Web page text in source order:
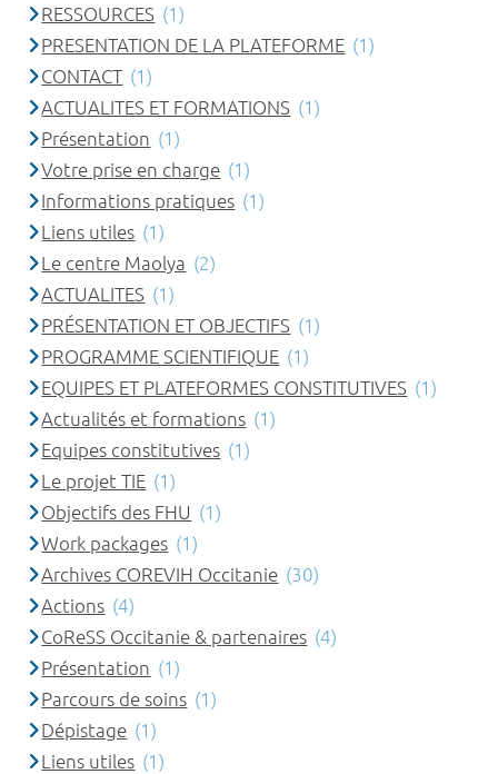
RESSOURCES (1)
PRESENTATION DE LA PLATEFORME (1)
CONTACT (1)
ACTUALITES ET FORMATIONS (1)
Présentation (1)
Votre prise en charge (1)
Informations pratiques (1)
Liens utiles (1)
Le centre Maolya (2)
ACTUALITES (1)
PRÉSENTATION ET OBJECTIFS (1)
PROGRAMME SCIENTIFIQUE (1)
EQUIPES ET PLATEFORMES CONSTITUTIVES (1)
Actualités et formations (1)
Equipes constitutives (1)
Le projet TIE (1)
Objectifs des FHU (1)
Work packages (1)
Archives COREVIH Occitanie (30)
Actions (4)
CoReSS Occitanie & partenaires (4)
Présentation (1)
Parcours de soins (1)
Dépistage (1)
Liens utiles (1)